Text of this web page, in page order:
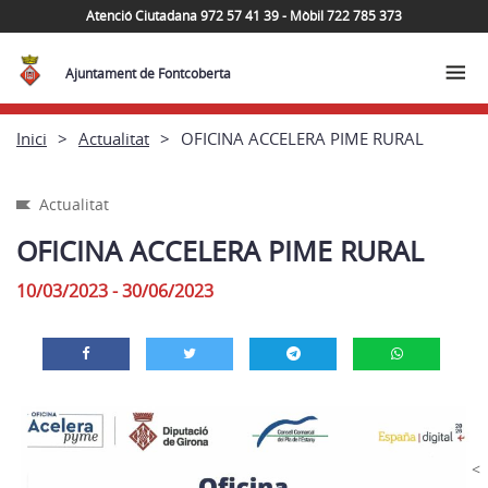
Atenció Ciutadana 972 57 41 39 - Mòbil 722 785 373
Ajuntament de Fontcoberta
Inici Actualitat OFICINA ACCELERA PIME RURAL
Actualitat
OFICINA ACCELERA PIME RURAL
10/03/2023 - 30/06/2023
<